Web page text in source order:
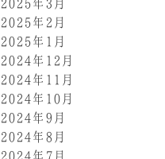
2025年3月
2025年2月
2025年1月
2024年12月
2024年11月
2024年10月
2024年9月
2024年8月
2024年7月